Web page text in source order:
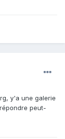
y'a une galerie
peut-